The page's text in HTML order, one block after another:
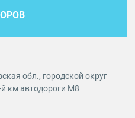
обл., городской округ
км автодороги М8